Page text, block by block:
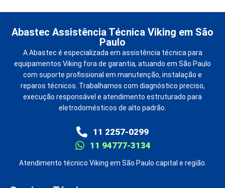
Abastec Assistência Técnica Viking em São
Paulo
A Abastec é especializada em assistência técnica para
equipamentos Viking fora de garantia, atuando em São Paulo
com suporte profissional em manutenção, instalação e
reparos técnicos. Trabalhamos com diagnóstico preciso,
execução responsável e atendimento estruturado para
eletrodomésticos de alto padrão.
11 2257-0299
11 94777-3134
Atendimento técnico Viking em São Paulo capital e região.